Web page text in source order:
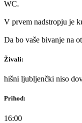
WC.
V prvem nadstropju je
Da bo vaše bivanje na
Živali:
hišni ljubljenčki niso
Prihod:
16:00